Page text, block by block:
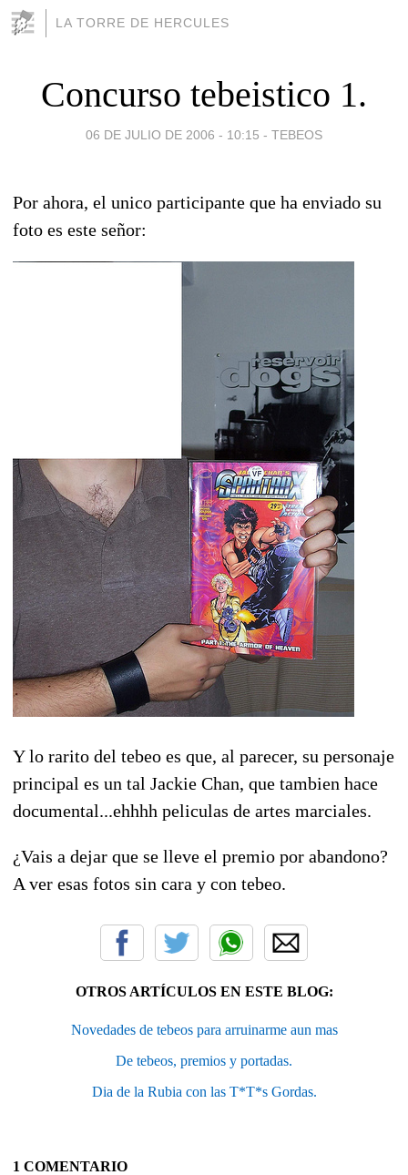
LA TORRE DE HERCULES
Concurso tebeistico 1.
06 DE JULIO DE 2006 - 10:15 - TEBEOS
Por ahora, el unico participante que ha enviado su
foto es este señor:
Y lo rarito del tebeo es que, al parecer, su personaje
principal es un tal Jackie Chan, que tambien hace
documental...ehhhh peliculas de artes marciales.
¿Vais a dejar que se lleve el premio por abandono?
A ver esas fotos sin cara y con tebeo.
OTROS ARTÍCULOS EN ESTE BLOG:
Novedades de tebeos para arruinarme aun mas
De tebeos, premios y portadas.
Dia de la Rubia con las T*T*s Gordas.
1 COMENTARIO